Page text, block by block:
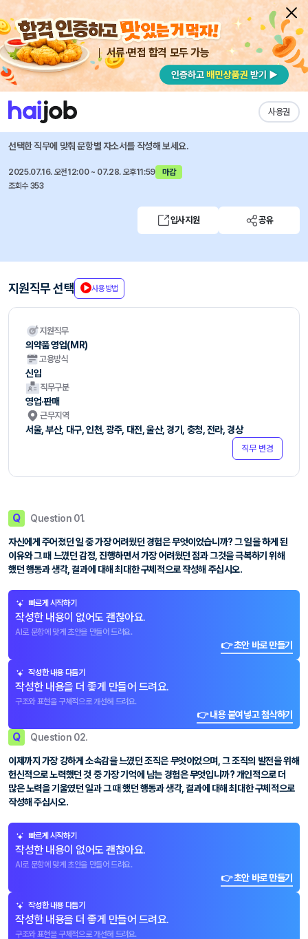
서류·면접 합격 모두 가능
사용권
채용공고 자소서 자유항목 자소서 내 작성목록
SK케미칼 즐겨찾기
[SK케미칼] 의약품 영업(MR) 신입(정규직) 공개 채용
선택한 직무에 맞춰 문항별 자소서를 작성해 보세요.
2025.07.16. 오전12:00 ~ 07.28. 오후11:59
마감
조회수 353
입사지원 공유
지원직무 선택 사용방법
지원직무
의약품 영업(MR)
고용방식
신입
직무구분
영업·판매
근무지역
서울, 부산, 대구, 인천, 광주, 대전, 울산, 경기, 충청, 전라, 경상
직무 변경
Q Question 01.
자신에게 주어졌던 일 중 가장 어려웠던 경험은 무엇이었습니까? 그 일을 하게 된
이유와 그 때 느꼈던 감정, 진행하면서 가장 어려웠던 점과 그것을 극복하기 위해
했던 행동과 생각, 결과에 대해 최대한 구체적으로 작성해 주십시오.
빠르게 시작하기
작성한 내용이 없어도 괜찮아요.
AI로 문항에 맞게 초안을 만들어 드려요.
👉 초안 바로 만들기
작성한 내용 다듬기
작성한 내용을 더 좋게 만들어 드려요.
구조와 표현을 구체적으로 개선해 드려요.
👉 내용 붙여넣고 첨삭하기
Q Question 02.
이제까지 가장 강하게 소속감을 느꼈던 조직은 무엇이었으며, 그 조직의 발전을 위해
헌신적으로 노력했던 것 중 가장 기억에 남는 경험은 무엇입니까? 개인적으로 더
많은 노력을 기울였던 일과 그 때 했던 행동과 생각, 결과에 대해 최대한 구체적으로
작성해 주십시오.
빠르게 시작하기
작성한 내용이 없어도 괜찮아요.
AI로 문항에 맞게 초안을 만들어 드려요.
👉 초안 바로 만들기
작성한 내용 다듬기
작성한 내용을 더 좋게 만들어 드려요.
구조와 표현을 구체적으로 개선해 드려요.